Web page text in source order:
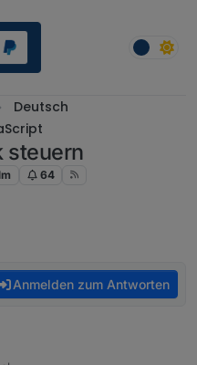
Deutsch
steuern
64
Anmelden zum Antworten